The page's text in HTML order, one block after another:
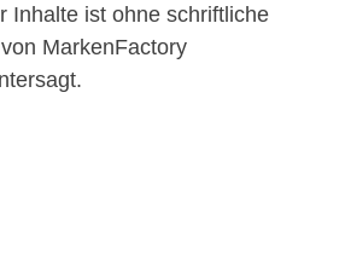
Inhalte ist ohne schriftliche
MarkenFactory